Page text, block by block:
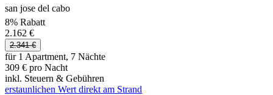
san jose del cabo
8% Rabatt
2.162 €
2.341 €
für 1 Apartment, 7 Nächte
309 € pro Nacht
inkl. Steuern & Gebühren
erstaunlichen Wert direkt am Strand